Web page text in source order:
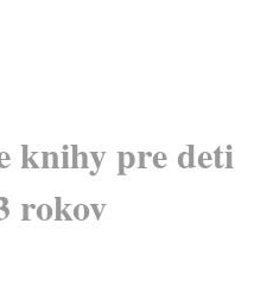
knihy pre deti
rokov